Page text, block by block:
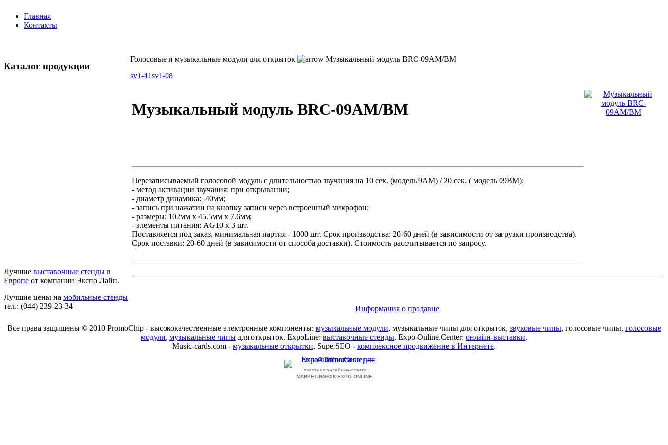
Главная
Контакты
Каталог продукции
Лучшие выставочные стенды в
Европе от компании Экспо Лайн.
Лучшие цены на мобильные стенды
тел.: (044) 239-23-34
Голосовые и музыкальные модули для открыток
Музыкальный модуль BRC-09AM/BM
sv1-41sv1-08
Музыкальный модуль BRC-09AM/BM
Перезаписываемый голосовой модуль с длительностью звучания на 10 сек. (модель 9AM) / 20 сек. ( модель 09BM):
- метод активации звучания: при открывании;
- диаметр динамика: 40мм;
- запись при нажатии на кнопку записи через встроенный микрофон;
- размеры: 102мм х 45.5мм х 7.6мм;
- элементы питания: AG10 х 3 шт.
Поставляется под заказ, минимальная партия - 1000 шт. Срок производства: 20-60 дней (в зависимости от загрузки производства).
Срок поставки: 20-60 дней (в зависимости от способа доставки). Стоимость рассчитывается по запросу.
Информация о продавце
Все права защищены © 2010 PromoChip - высококачественные электронные компоненты: музыкальные модули, музыкальные чипы для открыток, звуковые чипы, голосовые чипы, голосовые
модули, музыкальные чипы для открыток. ExpoLine: выставочные стенды. Expo-Online.Center: онлайн-выставки.
Music-cards.com - музыкальные открытки, SuperSEO - комплексное продвижение в Интернете.
Участник онлайн-выставки
MARKETINGB2B-EXPO.ONLINE